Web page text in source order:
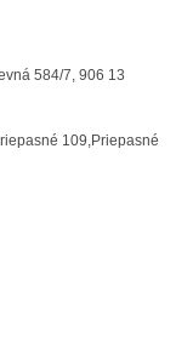
584/7, 906 13
109,Priepasné